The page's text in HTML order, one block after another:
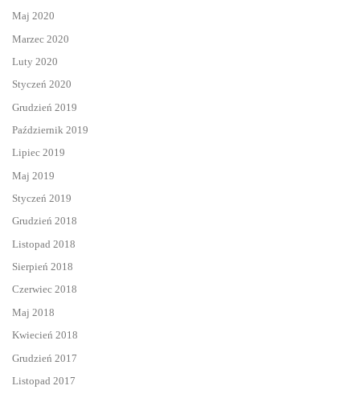
Maj 2020
Marzec 2020
Luty 2020
Styczeń 2020
Grudzień 2019
Październik 2019
Lipiec 2019
Maj 2019
Styczeń 2019
Grudzień 2018
Listopad 2018
Sierpień 2018
Czerwiec 2018
Maj 2018
Kwiecień 2018
Grudzień 2017
Listopad 2017